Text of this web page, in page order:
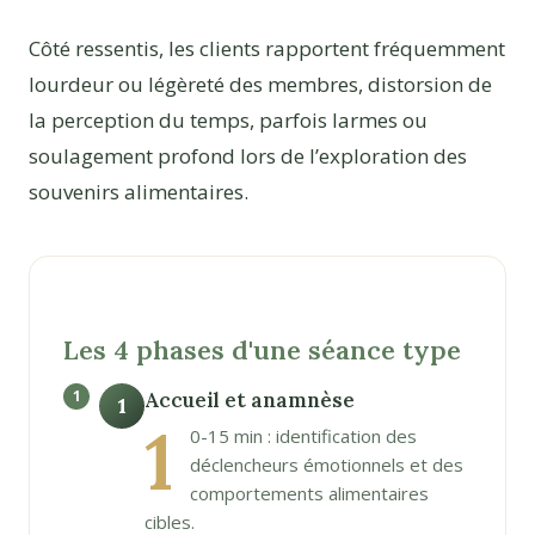
Côté ressentis, les clients rapportent fréquemment
lourdeur ou légèreté des membres, distorsion de
la perception du temps, parfois larmes ou
soulagement profond lors de l’exploration des
souvenirs alimentaires.
Les 4 phases d'une séance type
1 Accueil et anamnèse
1
0-15 min : identification des
déclencheurs émotionnels et des
comportements alimentaires
cibles.